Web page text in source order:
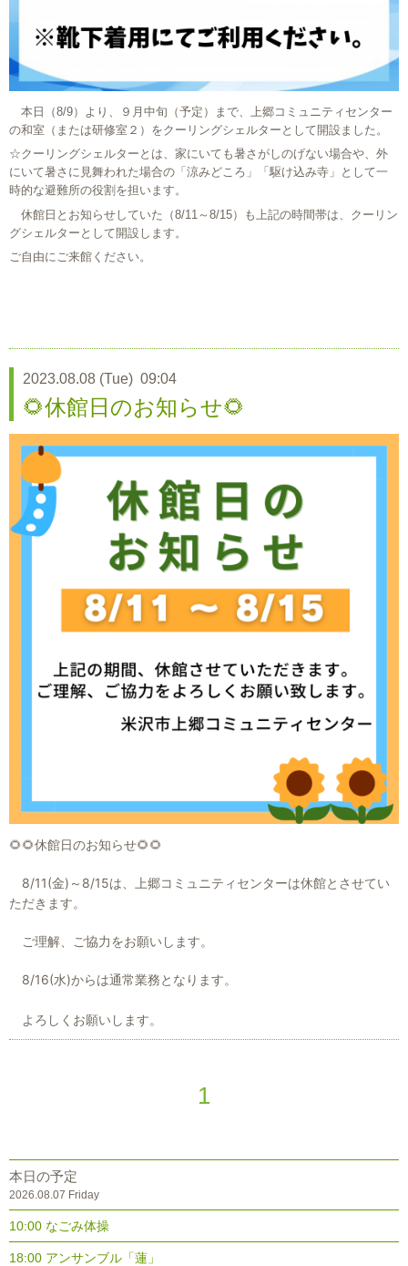
本日（8/9）より、９月中旬（予定）まで、上郷コミュニティセンター
の和室（または研修室２）をクーリングシェルターとして開設ました。
☆クーリングシェルターとは、家にいても暑さがしのげない場合や、外
にいて暑さに見舞われた場合の「涼みどころ」「駆け込み寺」として一
時的な避難所の役割を担います。
休館日とお知らせしていた（8/11～8/15）も上記の時間帯は、クーリン
グシェルターとして開設します。
ご自由にご来館ください。
2023.08.08 (Tue) 09:04
🌻休館日のお知らせ🌻
🌻🌻休館日のお知らせ🌻🌻
8/11(金)～8/15は、上郷コミュニティセンターは休館とさせてい
ただきます。
ご理解、ご協力をお願いします。
8/16(水)からは通常業務となります。
よろしくお願いします。
1
本日の予定
2026.08.07 Friday
10:00 なごみ体操
18:00 アンサンブル「蓮」